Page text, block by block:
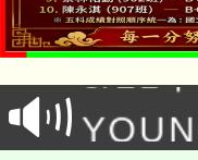
場熱
8/21
徵才